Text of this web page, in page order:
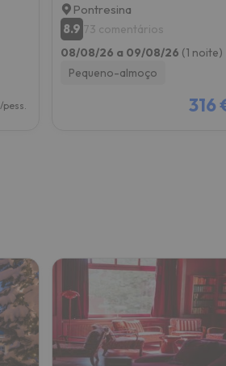
/pess.
Pontresina
8.9 73 comentários
08/08/26 a 09/08/26 (1 noite)
Pequeno-almoço
316